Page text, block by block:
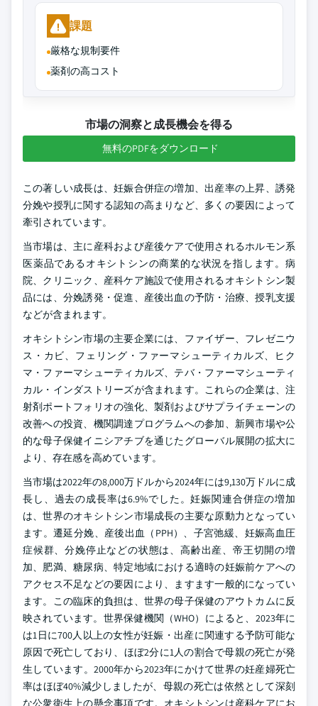
課題
厳格な規制要件
薬剤の高コスト
市場の洞察と成長機会を得る
無料のPDFをダウンロード
この著しい成長は、妊娠合併症の増加、出産率の上昇、誘発
分娩や授乳に関する認知の高まりなど、多くの要因によって
牽引されています。
当市場は、主に産科および産後ケアで使用されるホルモン系
医薬品であるオキシトシンの商業的な状況を指します。病
院、クリニック、産科ケア施設で使用されるオキシトシン製
品には、分娩誘発・促進、産後出血の予防・治療、授乳支援
などが含まれます。
オキシトシン市場の主要企業には、ファイザー、フレゼニウ
ス・カビ、フェリング・ファーマシューティカルズ、ヒク
マ・ファーマシューティカルズ、テバ・ファーマシューティ
カル・インダストリーズが含まれます。これらの企業は、注
射剤ポートフォリオの強化、製剤およびサプライチェーンの
改善への投資、機関調達プログラムへの参加、新興市場や公
的な母子保健イニシアチブを通じたグローバル展開の拡大に
より、存在感を高めています。
当市場は2022年の8,000万ドルから2024年には9,130万ドルに成
長し、過去の成長率は6.9%でした。妊娠関連合併症の増加
は、世界のオキシトシン市場成長の主要な原動力となってい
ます。遷延分娩、産後出血（PPH）、子宮弛緩、妊娠高血圧
症候群、分娩停止などの状態は、高齢出産、帝王切開の増
加、肥満、糖尿病、特定地域における適時の妊娠前ケアへの
アクセス不足などの要因により、ますます一般的になってい
ます。この臨床的負担は、世界の母子保健のアウトカムに反
映されています。世界保健機関（WHO）によると、2023年に
は1日に700人以上の女性が妊娠・出産に関連する予防可能な
原因で死亡しており、ほぼ2分に1人の割合で母親の死亡が発
生しています。2000年から2023年にかけて世界の妊産婦死亡
率はほぼ40%減少しましたが、母親の死亡は依然として深刻
な公衆衛生上の懸念事項です。オキシトシンは産科ケアにお